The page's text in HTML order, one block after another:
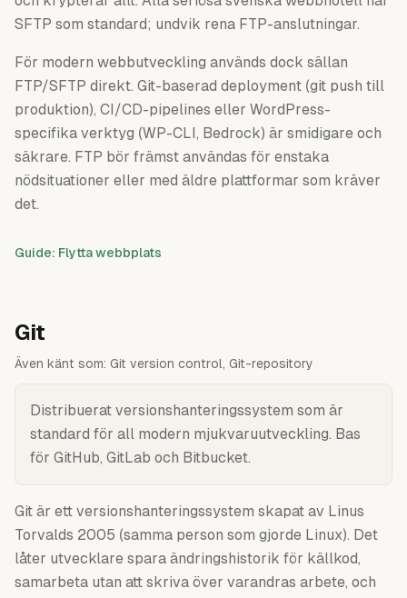
SFTP som standard; undvik rena FTP-anslutningar.
För modern webbutveckling används dock sällan
FTP/SFTP direkt. Git-baserad deployment (git push till
produktion), CI/CD-pipelines eller WordPress-
specifika verktyg (WP-CLI, Bedrock) är smidigare och
säkrare. FTP bör främst användas för enstaka
nödsituationer eller med äldre plattformar som kräver
det.
Guide: Flytta webbplats
Git
Även känt som: Git version control, Git-repository
Distribuerat versionshanteringssystem som är
standard för all modern mjukvaruutveckling. Bas
för GitHub, GitLab och Bitbucket.
Git är ett versionshanteringssystem skapat av Linus
Torvalds 2005 (samma person som gjorde Linux). Det
låter utvecklare spara ändringshistorik för källkod,
samarbeta utan att skriva över varandras arbete, och